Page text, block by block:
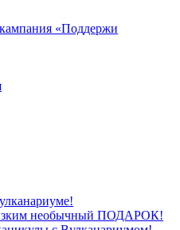
«Поддержи
необычный ПОДАРОК!